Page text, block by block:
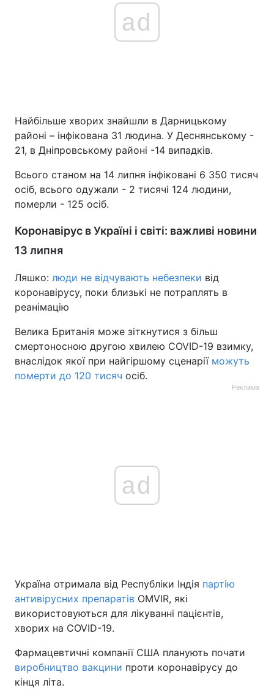
ad
Найбільше хворих знайшли в Дарницькому
районі – інфікована 31 людина. У Деснянському -
21, в Дніпровському районі -14 випадків.
Всього станом на 14 липня інфіковані 6 350 тисяч
осіб, всього одужали - 2 тисячі 124 людини,
померли - 125 осіб.
Коронавірус в Україні і світі: важливі новини
13 липня
Ляшко: люди не відчувають небезпеки від
коронавірусу, поки близькі не потраплять в
реанімацію
Велика Британія може зіткнутися з більш
смертоносною другою хвилею COVID-19 взимку,
внаслідок якої при найгіршому сценарії можуть
померти до 120 тисяч осіб.
Реклама
ad
Україна отримала від Республіки Індія партію
антивірусних препаратів OMVIR, які
використовуються для лікуванні пацієнтів,
хворих на COVID-19.
Фармацевтичні компанії США планують почати
виробництво вакцини проти коронавірусу до
кінця літа.